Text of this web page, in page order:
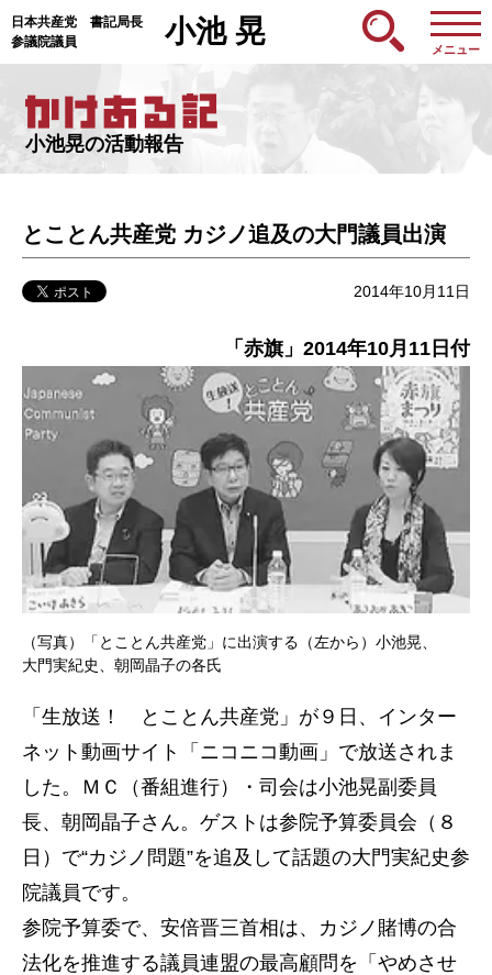
日本共産党 書記局長
参議院議員
小池 晃
メニュー
小池晃の活動報告
とことん共産党 カジノ追及の大門議員出演
2014年10月11日
「赤旗」2014年10月11日付
（写真）「とことん共産党」に出演する（左から）小池晃、
大門実紀史、朝岡晶子の各氏
「生放送！ とことん共産党」が９日、インター
ネット動画サイト「ニコニコ動画」で放送されま
した。ＭＣ（番組進行）・司会は小池晃副委員
長、朝岡晶子さん。ゲストは参院予算委員会（８
日）で“カジノ問題”を追及して話題の大門実紀史参
院議員です。
参院予算委で、安倍晋三首相は、カジノ賭博の合
法化を推進する議員連盟の最高顧問を「やめさせ